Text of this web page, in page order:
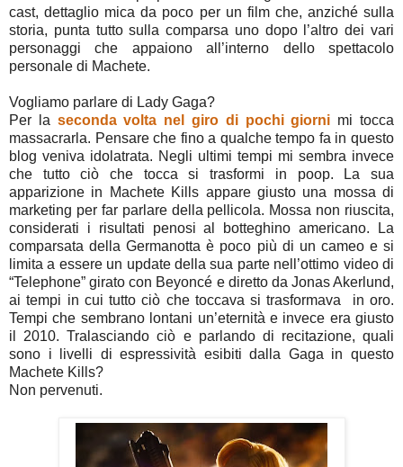
cast, dettaglio mica da poco per un film che, anziché sulla
storia, punta tutto sulla comparsa uno dopo l’altro dei vari
personaggi che appaiono all’interno dello spettacolo
personale di Machete.
Vogliamo parlare di Lady Gaga?
Per la seconda volta nel giro di pochi giorni mi tocca
massacrarla. Pensare che fino a qualche tempo fa in questo
blog veniva idolatrata. Negli ultimi tempi mi sembra invece
che tutto ciò che tocca si trasformi in poop. La sua
apparizione in Machete Kills appare giusto una mossa di
marketing per far parlare della pellicola. Mossa non riuscita,
considerati i risultati penosi al botteghino americano. La
comparsata della Germanotta è poco più di un cameo e si
limita a essere un update della sua parte nell’ottimo video di
“Telephone” girato con Beyoncé e diretto da Jonas Akerlund,
ai tempi in cui tutto ciò che toccava si trasformava in oro.
Tempi che sembrano lontani un’eternità e invece era giusto
il 2010. Tralasciando ciò e parlando di recitazione, quali
sono i livelli di espressività esibiti dalla Gaga in questo
Machete Kills?
Non pervenuti.